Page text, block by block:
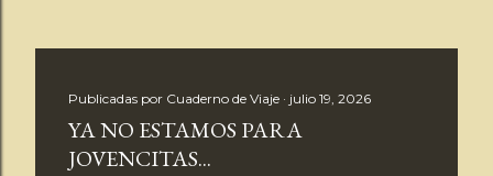
Publicadas por Cuaderno de Viaje julio 19, 2026
YA NO ESTAMOS PARA
JOVENCITAS...